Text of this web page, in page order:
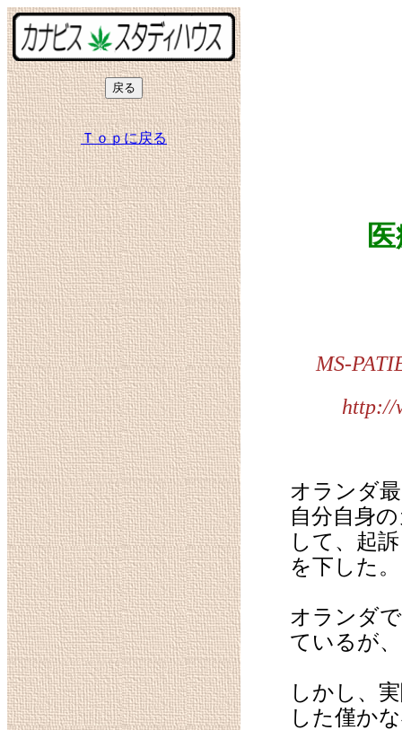
Ｔｏｐに戻る
MS-
http://
オランダ
自分自身
して、起
を下した。
オランダ
ているが
しかし、
した僅か